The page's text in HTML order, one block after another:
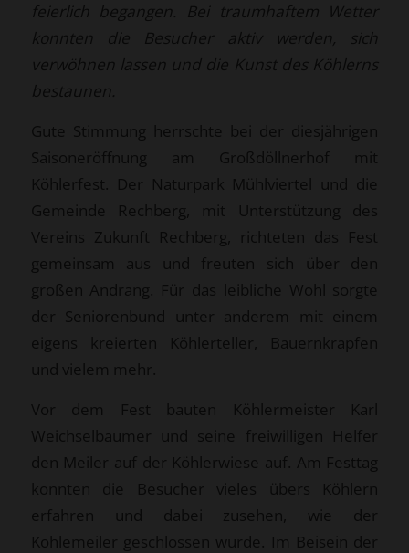
feierlich begangen. Bei traumhaftem Wetter
konnten die Besucher aktiv werden, sich
verwöhnen lassen und die Kunst des Köhlerns
bestaunen.
Gute Stimmung herrschte bei der diesjährigen
Saisoneröffnung am Großdöllnerhof mit
Köhlerfest. Der Naturpark Mühlviertel und die
Gemeinde Rechberg, mit Unterstützung des
Vereins Zukunft Rechberg, richteten das Fest
gemeinsam aus und freuten sich über den
großen Andrang. Für das leibliche Wohl sorgte
der Seniorenbund unter anderem mit einem
eigens kreierten Köhlerteller, Bauernkrapfen
und vielem mehr.
Vor dem Fest bauten Köhlermeister Karl
Weichselbaumer und seine freiwilligen Helfer
den Meiler auf der Köhlerwiese auf. Am Festtag
konnten die Besucher vieles übers Köhlern
erfahren und dabei zusehen, wie der
Kohlemeiler geschlossen wurde. Im Beisein der